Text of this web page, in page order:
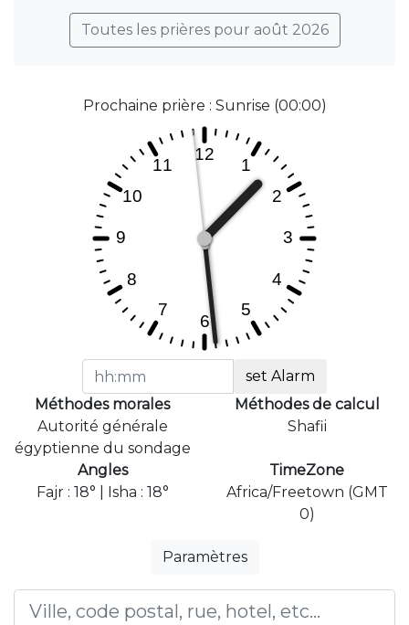
Toutes les prières pour août 2026
Prochaine prière : Sunrise (00:00)
set Alarm
Méthodes morales
Autorité générale
égyptienne du sondage
Méthodes de calcul
Shafii
Angles
Fajr : 18° | Isha : 18°
TimeZone
Africa/Freetown (GMT
0)
Paramètres